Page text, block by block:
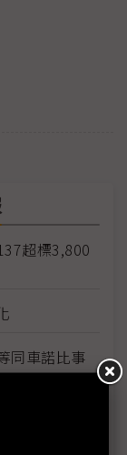
超標3,800
同車諾比事